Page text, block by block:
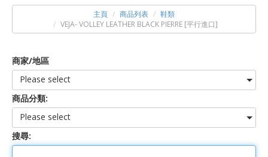
主頁 商品列表
鞋類
VEJA- VOLLEY LEATHER BLACK PIERRE [平行進口]
商家/地區
Please select
商品分類:
Please select
搜尋: